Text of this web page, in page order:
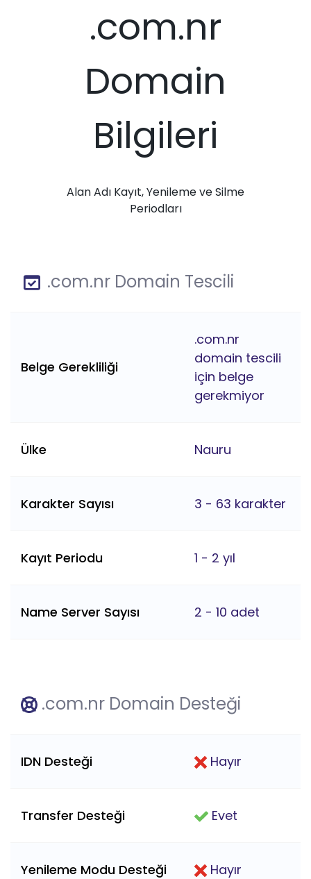
.com.nr
Domain
Bilgileri
Alan Adı Kayıt, Yenileme ve Silme
Periodları
.com.nr Domain Tescili
Belge Gerekliliği
.com.nr
domain tescili
için belge
gerekmiyor
Ülke Nauru
Karakter Sayısı 3 - 63 karakter
Kayıt Periodu 1 - 2 yıl
Name Server Sayısı 2 - 10 adet
.com.nr Domain Desteği
IDN Desteği Hayır
Transfer Desteği Evet
Yenileme Modu Desteği Hayır